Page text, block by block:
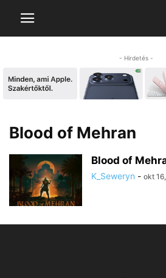
- Hirdetés -
Blood of Mehran
Blood of
K_Seweryn - okt